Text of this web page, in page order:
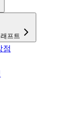
프트
점